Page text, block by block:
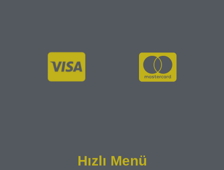
Hızlı Menü